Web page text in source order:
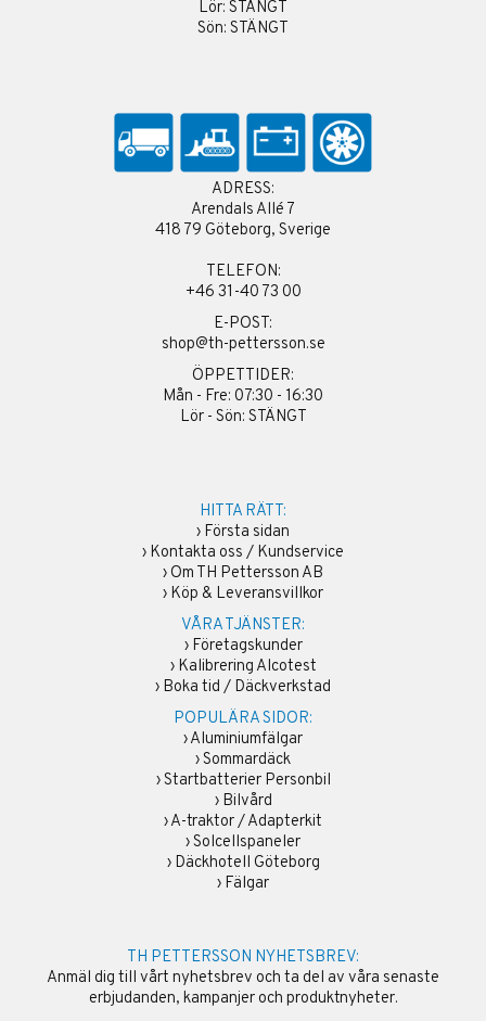
Lör: STÄNGT
Sön: STÄNGT
ADRESS:
Arendals Allé 7
418 79 Göteborg, Sverige
TELEFON:
+46 31-40 73 00
E-POST:
shop@th-pettersson.se
ÖPPETTIDER:
Mån - Fre: 07:30 - 16:30
Lör - Sön: STÄNGT
HITTA RÄTT:
› Första sidan
› Kontakta oss / Kundservice
› Om TH Pettersson AB
› Köp & Leveransvillkor
VÅRA TJÄNSTER:
› Företagskunder
› Kalibrering Alcotest
› Boka tid / Däckverkstad
POPULÄRA SIDOR:
›Aluminiumfälgar
›Sommardäck
›Startbatterier Personbil
› Bilvård
›A-traktor / Adapterkit
›Solcellspaneler
› Däckhotell Göteborg
› Fälgar
TH PETTERSSON NYHETSBREV:
Anmäl dig till vårt nyhetsbrev och ta del av våra senaste
erbjudanden, kampanjer och produktnyheter.